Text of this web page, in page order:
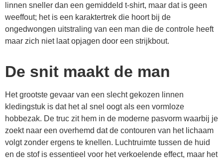
linnen sneller dan een gemiddeld t-shirt, maar dat is geen
weeffout; het is een karaktertrek die hoort bij de
ongedwongen uitstraling van een man die de controle heeft
maar zich niet laat opjagen door een strijkbout.
De snit maakt de man
Het grootste gevaar van een slecht gekozen linnen
kledingstuk is dat het al snel oogt als een vormloze
hobbezak. De truc zit hem in de moderne pasvorm waarbij je
zoekt naar een overhemd dat de contouren van het lichaam
volgt zonder ergens te knellen. Luchtruimte tussen de huid
en de stof is essentieel voor het verkoelende effect, maar het